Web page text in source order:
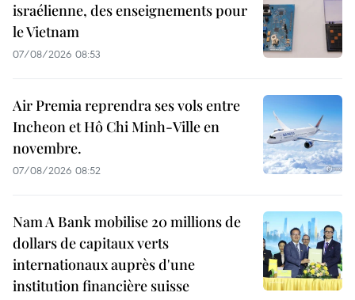
israélienne, des enseignements pour
le Vietnam
07/08/2026 08:53
Air Premia reprendra ses vols entre
Incheon et Hô Chi Minh-Ville en
novembre.
07/08/2026 08:52
Nam A Bank mobilise 20 millions de
dollars de capitaux verts
internationaux auprès d'une
institution financière suisse